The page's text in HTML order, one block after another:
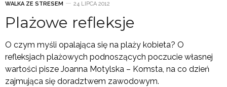
WALKA ZE STRESEM 24 LIPCA 2012
Plażowe refleksje
O czym myśli opalająca się na plaży kobieta? O
refleksjach plażowych podnoszących poczucie własnej
wartości pisze Joanna Motylska – Komsta, na co dzień
zajmująca się doradztwem zawodowym.